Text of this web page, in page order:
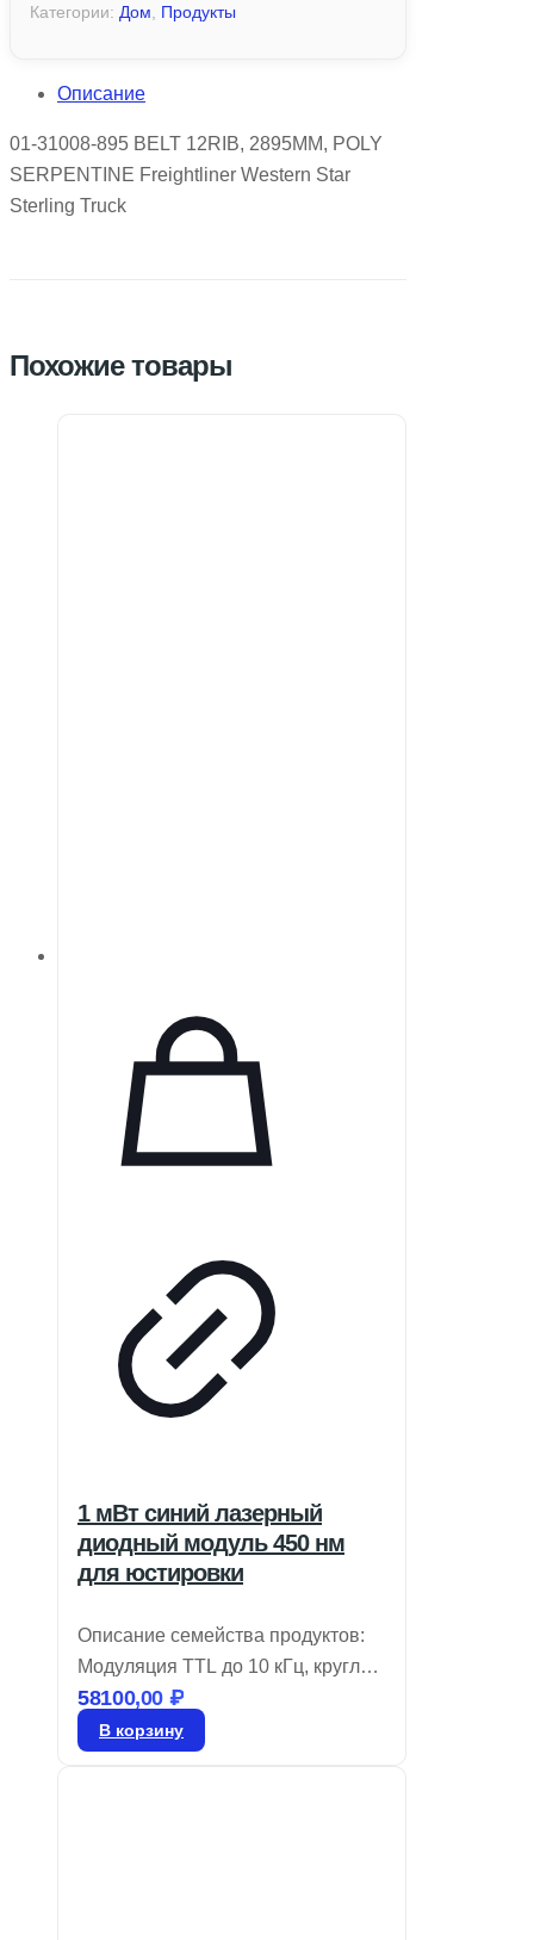
Категории: Дом Продукты
Описание
01-31008-895 BELT 12RIB, 2895MM, POLY
SERPENTINE Freightliner Western Star
Sterling Truck
Похожие товары
1 мВт синий лазерный
диодный модуль 450 нм
для юстировки
Описание семейства продуктов:
Модуляция TTL до 10 кГц, круглый
профиль луча и регулируемый
фокус. Лазерные диоды для
58100,00 ₽
В корзину